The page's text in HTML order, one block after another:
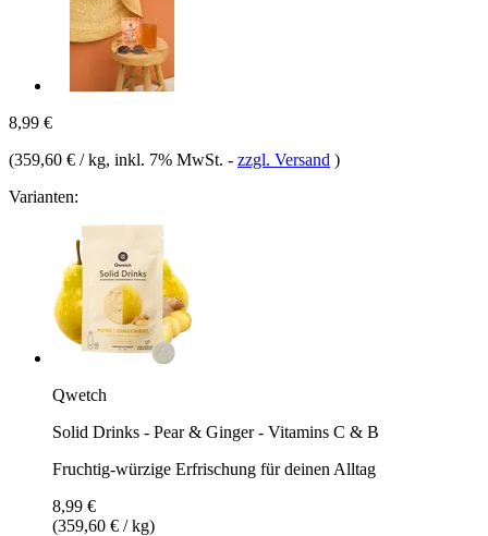
8,99 €
(359,60 € / kg, inkl. 7% MwSt. - zzgl. Versand )
Varianten:
Qwetch
Solid Drinks - Pear & Ginger - Vitamins C & B
Fruchtig-würzige Erfrischung für deinen Alltag
8,99 €
(359,60 € / kg)